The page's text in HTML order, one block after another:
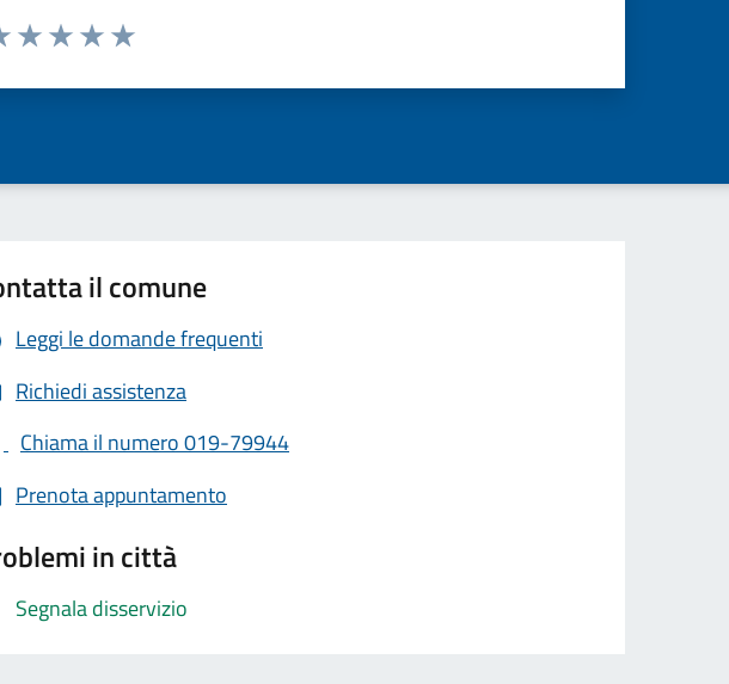
da 1 a 5 stelle la pagina
il comune
Leggi le domande frequenti
Richiedi assistenza
Chiama il numero 019-79944
Prenota appuntamento
in città
Segnala disservizio